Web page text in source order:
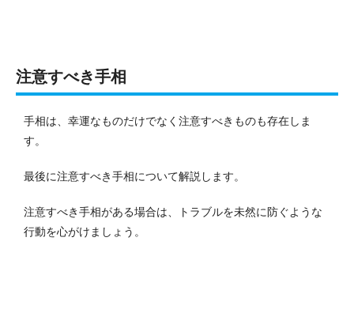
注意すべき手相
手相は、幸運なものだけでなく注意すべきものも存在しま
す。
最後に注意すべき手相について解説します。
注意すべき手相がある場合は、トラブルを未然に防ぐような
行動を心がけましょう。